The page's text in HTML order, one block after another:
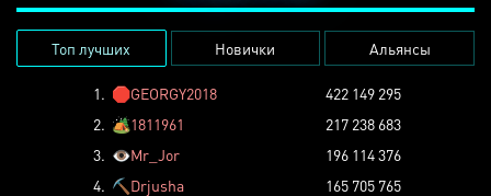
Топ лучших Новички Альянсы
1. 🛑GEORGY2018
422 149 295
2. 🏕️1811961
217 238 683
3. 👁️Mr_Jor
196 114 376
4. ⛏️ Drjusha
165 705 765